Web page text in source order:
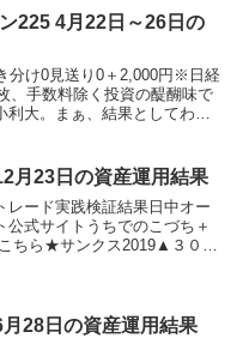
ってしまいました。
225 4月22日～26日の
分け0見送り0＋2,000円※日経
、手数料除く投資の醍醐味で
利大。まぁ、結果としてわず
いいんですよね。来週はもっ
...
月23日の資産運用結果
レード実践検証結果日中オー
公式サイトうちでのこづち＋
ちら★サンクス2019▲３０
28日の資産運用結果